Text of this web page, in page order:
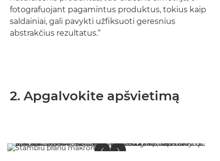
fotografuojant pagamintus produktus, tokius kaip
saldainiai, gali pavykti užfiksuoti geresnius
abstrakčius rezultatus.“
2. Apgalvokite apšvietimą